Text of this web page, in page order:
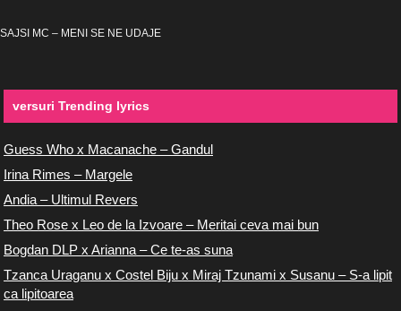
SAJSI MC – MENI SE NE UDAJE
versuri Trending lyrics
Guess Who x Macanache – Gandul
Irina Rimes – Margele
Andia – Ultimul Revers
Theo Rose x Leo de la Izvoare – Meritai ceva mai bun
Bogdan DLP x Arianna – Ce te-as suna
Tzanca Uraganu x Costel Biju x Miraj Tzunami x Susanu – S-a lipit
ca lipitoarea